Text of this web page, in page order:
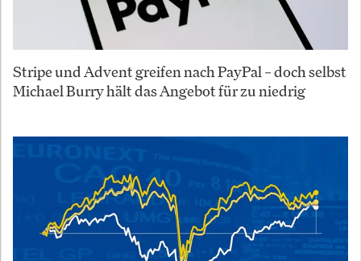
Stripe und Advent greifen nach PayPal – doch selbst
Michael Burry hält das Angebot für zu niedrig